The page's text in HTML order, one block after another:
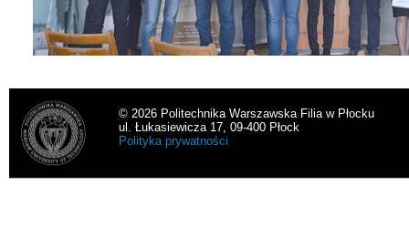
© 2026 Politechnika Warszawska Filia w Płocku
ul. Łukasiewicza 17, 09-400 Płock
Polityka prywatności